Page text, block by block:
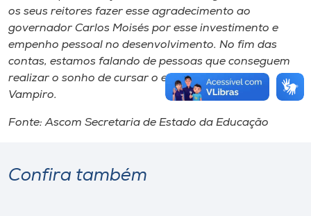
os seus reitores fazer esse agradecimento ao
governador Carlos Moisés por esse investimento e
empenho pessoal no desenvolvimento. No fim das
contas, estamos falando de pessoas que conseguem
realizar o sonho de cursar o ensino superior”, diz
Vampiro.
Fonte: Ascom Secretaria de Estado da Educação
Confira também